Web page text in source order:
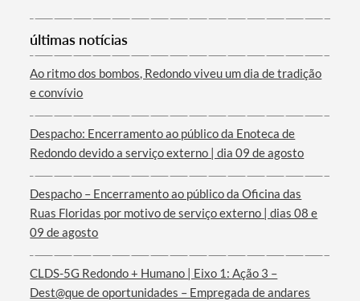
últimas notícias
Ao ritmo dos bombos, Redondo viveu um dia de tradição
e convívio
Despacho: Encerramento ao público da Enoteca de
Redondo devido a serviço externo | dia 09 de agosto
Despacho – Encerramento ao público da Oficina das
Ruas Floridas por motivo de serviço externo | dias 08 e
09 de agosto
CLDS-5G Redondo + Humano | Eixo 1: Ação 3 –
Dest@que de oportunidades – Empregada de andares